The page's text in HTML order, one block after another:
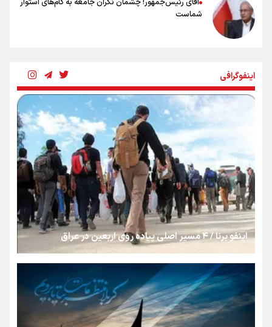
آقای رئیس‌جمهور! چشمان نگران جامعه به گام‌های استوار
شماست
بنزین؛ تدبیری برای حفظ امنیت انرژی
«هورامان»؛ میراثی که جهان را شیفته کرد
شکستگیِ بزرگ؛ روایتِ یک استخوان، یک نسل، یک توهم!
رسانه ملی و حق مردم برای شنیدن صدای رئیس‌جمهوری
روایت ایران از کنار مردم
اینفوگرافی
اینفو برنا / ۴ مسیر اصلی پیاده روی اربعین در عراق